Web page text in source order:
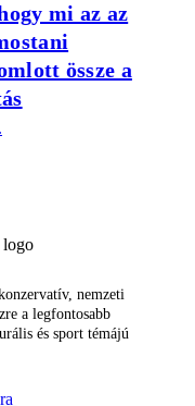
mi az az
össze a
nemzeti
a legfontosabb
és sport témájú